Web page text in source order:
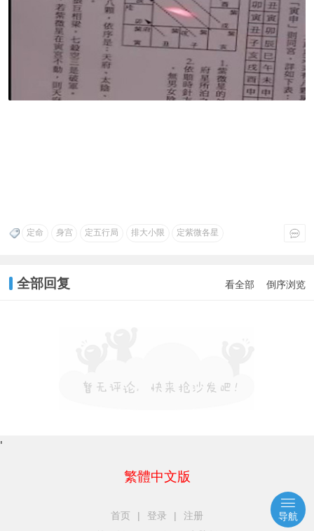
定命 身宫 定五行局 排大小限 定紫微各星
全部回复 看全部 倒序浏览
'
繁體中文版
首页 | 登录 |
注册
导航